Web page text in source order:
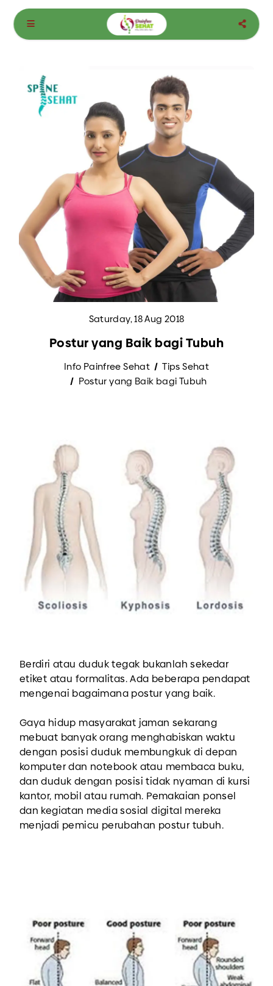
Saturday, 18 Aug 2018
Postur yang Baik bagi Tubuh
Info Painfree Sehat
Tips Sehat
Postur yang Baik bagi Tubuh
Berdiri atau duduk tegak bukanlah sekedar
etiket atau formalitas. Ada beberapa pendapat
mengenai bagaimana postur yang baik.
Gaya hidup masyarakat jaman sekarang
mebuat banyak orang menghabiskan waktu
dengan posisi duduk membungkuk di depan
komputer dan notebook atau membaca buku,
dan duduk dengan posisi tidak nyaman di kursi
kantor, mobil atau rumah. Pemakaian ponsel
dan kegiatan media sosial digital mereka
menjadi pemicu perubahan postur tubuh.